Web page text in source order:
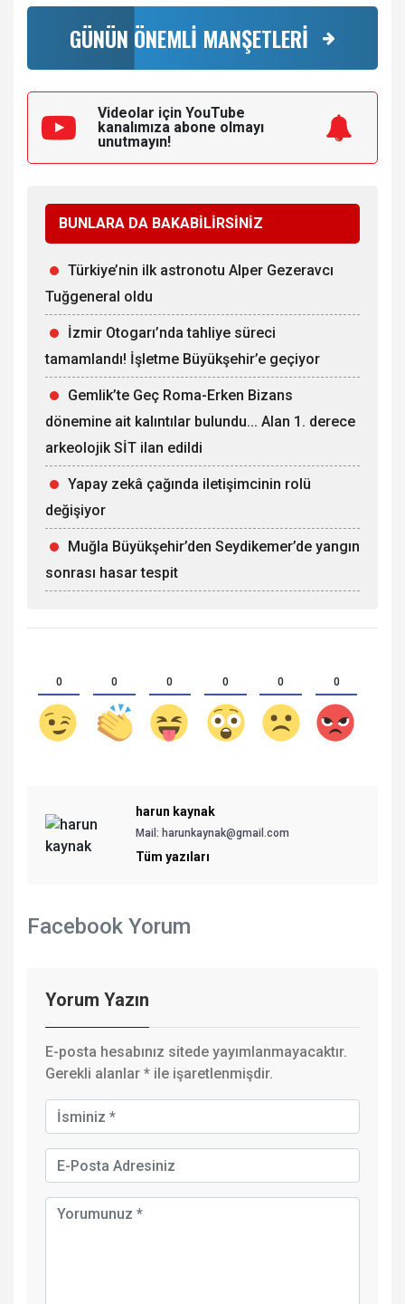
GÜNÜN ÖNEMLİ MANŞETLERİ
Videolar için YouTube
kanalımıza abone olmayı
unutmayın!
BUNLARA DA BAKABİLİRSİNİZ
Türkiye’nin ilk astronotu Alper Gezeravcı
Tuğgeneral oldu
İzmir Otogarı’nda tahliye süreci
tamamlandı! İşletme Büyükşehir’e geçiyor
Gemlik’te Geç Roma-Erken Bizans
dönemine ait kalıntılar bulundu... Alan 1. derece
arkeolojik SİT ilan edildi
Yapay zekâ çağında iletişimcinin rolü
değişiyor
Muğla Büyükşehir’den Seydikemer’de yangın
sonrası hasar tespit
0 0 0 0 0 0
harun kaynak
Mail: harunkaynak@gmail.com
Tüm yazıları
Facebook Yorum
Yorum Yazın
E-posta hesabınız sitede yayımlanmayacaktır.
Gerekli alanlar * ile işaretlenmişdir.